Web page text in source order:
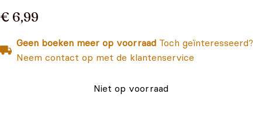
€ 6,99
Geen boeken meer op voorraad Toch geïnteresseerd?
Neem contact op met de klantenservice
Niet op voorraad